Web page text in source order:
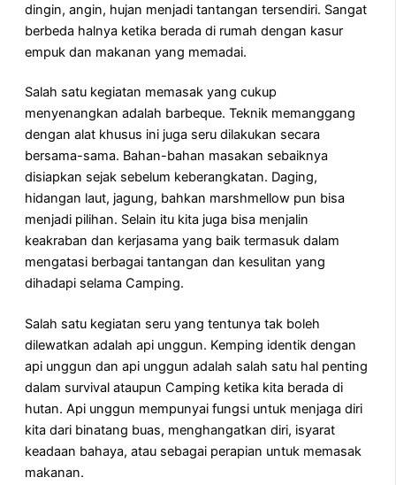
dingin, angin, hujan menjadi tantangan tersendiri. Sangat
berbeda halnya ketika berada di rumah dengan kasur
empuk dan makanan yang memadai.
Salah satu kegiatan memasak yang cukup
menyenangkan adalah barbeque. Teknik memanggang
dengan alat khusus ini juga seru dilakukan secara
bersama-sama. Bahan-bahan masakan sebaiknya
disiapkan sejak sebelum keberangkatan. Daging,
hidangan laut, jagung, bahkan marshmellow pun bisa
menjadi pilihan. Selain itu kita juga bisa menjalin
keakraban dan kerjasama yang baik termasuk dalam
mengatasi berbagai tantangan dan kesulitan yang
dihadapi selama Camping.
Salah satu kegiatan seru yang tentunya tak boleh
dilewatkan adalah api unggun. Kemping identik dengan
api unggun dan api unggun adalah salah satu hal penting
dalam survival ataupun Camping ketika kita berada di
hutan. Api unggun mempunyai fungsi untuk menjaga diri
kita dari binatang buas, menghangatkan diri, isyarat
keadaan bahaya, atau sebagai perapian untuk memasak
makanan.